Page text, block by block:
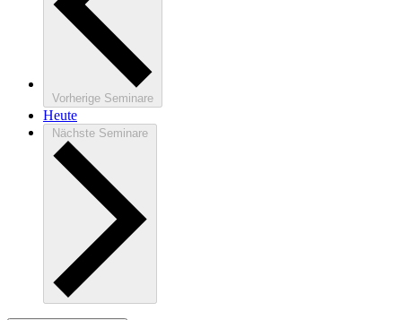
Vorherige Seminare
Heute
Nächste Seminare